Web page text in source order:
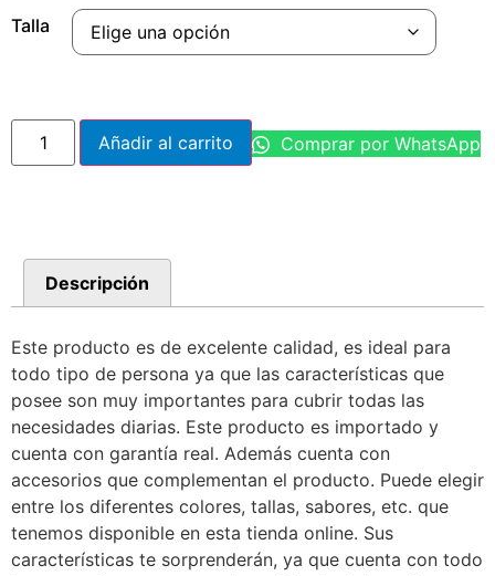
Talla
Añadir al carrito Comprar por WhatsApp
Descripción
Este producto es de excelente calidad, es ideal para
todo tipo de persona ya que las características que
posee son muy importantes para cubrir todas las
necesidades diarias. Este producto es importado y
cuenta con garantía real. Además cuenta con
accesorios que complementan el producto. Puede elegir
entre los diferentes colores, tallas, sabores, etc. que
tenemos disponible en esta tienda online. Sus
características te sorprenderán, ya que cuenta con todo